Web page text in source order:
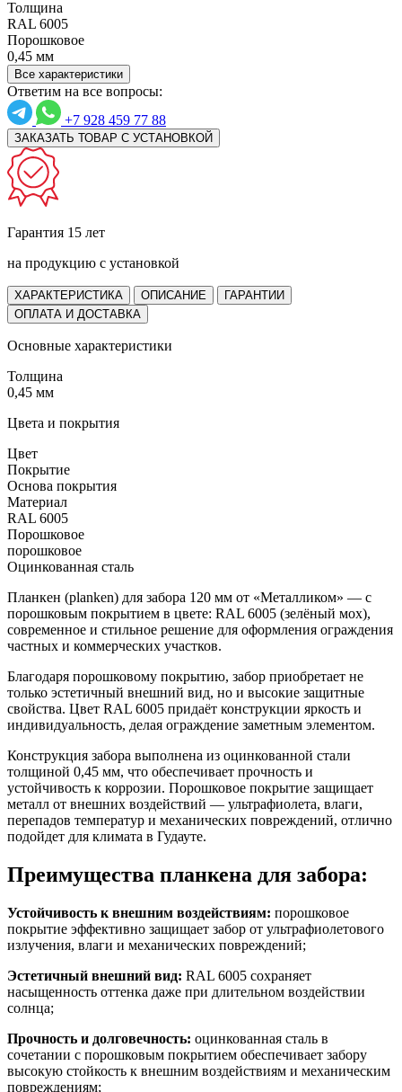
Толщина
RAL 6005
Порошковое
0,45 мм
Все характеристики
Ответим на все вопросы:
+7 928 459 77 88
ЗАКАЗАТЬ ТОВАР С УСТАНОВКОЙ
Гарантия 15 лет
на продукцию с установкой
ХАРАКТЕРИСТИКА ОПИСАНИЕ
ГАРАНТИИ
ОПЛАТА И ДОСТАВКА
Основные характеристики
Толщина
0,45 мм
Цвета и покрытия
Цвет
Покрытие
Основа покрытия
Материал
RAL 6005
Порошковое
порошковое
Оцинкованная сталь
Планкен (planken) для забора 120 мм от «Металликом» — с
порошковым покрытием в цвете: RAL 6005 (зелёный мох),
современное и стильное решение для оформления ограждения
частных и коммерческих участков.
Благодаря порошковому покрытию, забор приобретает не
только эстетичный внешний вид, но и высокие защитные
свойства. Цвет RAL 6005 придаёт конструкции яркость и
индивидуальность, делая ограждение заметным элементом.
Конструкция забора выполнена из оцинкованной стали
толщиной 0,45 мм, что обеспечивает прочность и
устойчивость к коррозии. Порошковое покрытие защищает
металл от внешних воздействий — ультрафиолета, влаги,
перепадов температур и механических повреждений, отлично
подойдет для климата в Гудауте.
Преимущества планкена для забора:
Устойчивость к внешним воздействиям: порошковое
покрытие эффективно защищает забор от ультрафиолетового
излучения, влаги и механических повреждений;
Эстетичный внешний вид: RAL 6005 сохраняет
насыщенность оттенка даже при длительном воздействии
солнца;
Прочность и долговечность: оцинкованная сталь в
сочетании с порошковым покрытием обеспечивает забору
высокую стойкость к внешним воздействиям и механическим
повреждениям;